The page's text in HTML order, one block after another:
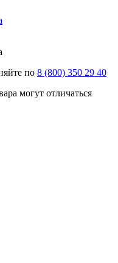
по 8 (800) 350 29 40
могут отличаться